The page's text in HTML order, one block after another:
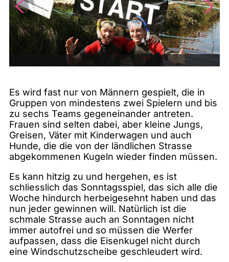
Es wird fast nur von Männern gespielt, die in
Gruppen von mindestens zwei Spielern und bis
zu sechs Teams gegeneinander antreten.
Frauen sind selten dabei, aber kleine Jungs,
Greisen, Väter mit Kinderwagen und auch
Hunde, die die von der ländlichen Strasse
abgekommenen Kugeln wieder finden müssen.
Es kann hitzig zu und hergehen, es ist
schliesslich das Sonntagsspiel, das sich alle die
Woche hindurch herbeigesehnt haben und das
nun jeder gewinnen will. Natürlich ist die
schmale Strasse auch an Sonntagen nicht
immer autofrei und so müssen die Werfer
aufpassen, dass die Eisenkugel nicht durch
eine Windschutzscheibe geschleudert wird.